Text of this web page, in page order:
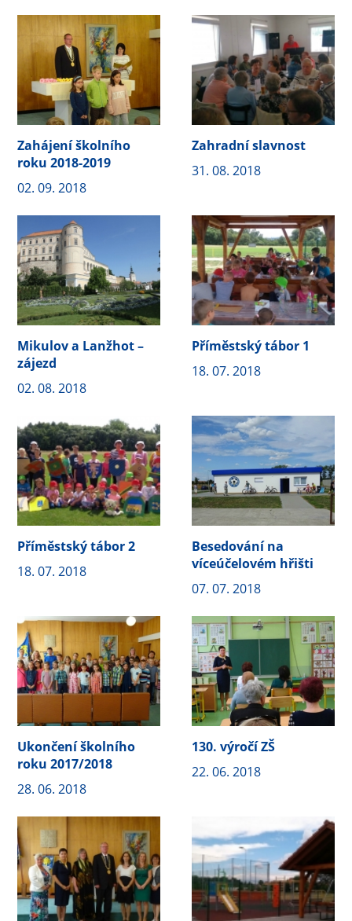
Zahájení školního
roku 2018-2019
02. 09. 2018
Zahradní slavnost
31. 08. 2018
Mikulov a Lanžhot –
zájezd
02. 08. 2018
Příměstský tábor 1
18. 07. 2018
Příměstský tábor 2
18. 07. 2018
Besedování na
víceúčelovém hřišti
07. 07. 2018
Ukončení školního
roku 2017/2018
28. 06. 2018
130. výročí ZŠ
22. 06. 2018